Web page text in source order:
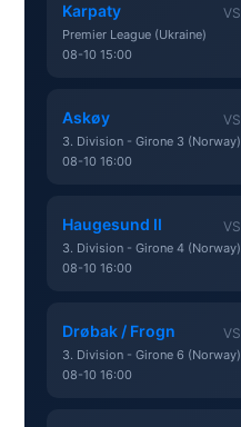
Karpaty VS
Premier League (Ukraine)
08-10 15:00
Askøy VS
3. Division - Girone 3 (Norway)
08-10 16:00
Haugesund II VS
3. Division - Girone 4 (Norway)
08-10 16:00
Drøbak / Frogn VS
3. Division - Girone 6 (Norway)
08-10 16:00